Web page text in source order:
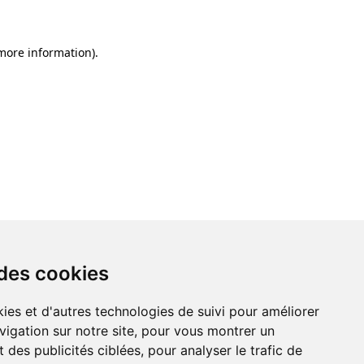
cookies
et d'autres technologies de suivi pour améliorer
sur notre site, pour vous montrer un
des publicités ciblées, pour analyser le trafic de
information).